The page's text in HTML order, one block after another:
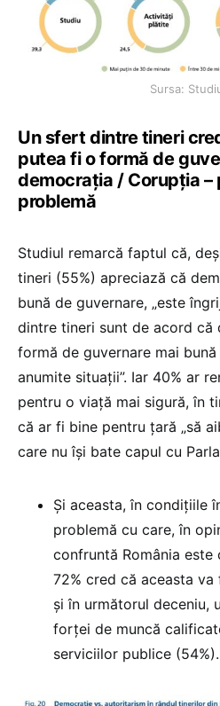
Sursa:
Un sfert dintre tineri
putea fi o formă de
democrația / Corupția –
problemă
Studiul remarcă faptul că,
tineri (55%) apreciază că
bună de guvernare, „este
dintre tineri sunt de acord
formă de guvernare mai
anumite situații”. Iar 40% ar
pentru o viață mai sigură, în
că ar fi bine pentru țară „să
care nu își bate capul cu
Și aceasta, în condițiile
problemă cu care, în
confruntă România
72% cred că aceasta
și în următorul deceniu,
forței de muncă
serviciilor publice (54%).